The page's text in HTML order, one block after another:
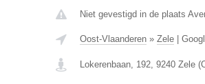
Niet gevestigd in de plaats
Oost-Vlaanderen» Zele|
Lokerenbaan, 192, 9240 Zele(